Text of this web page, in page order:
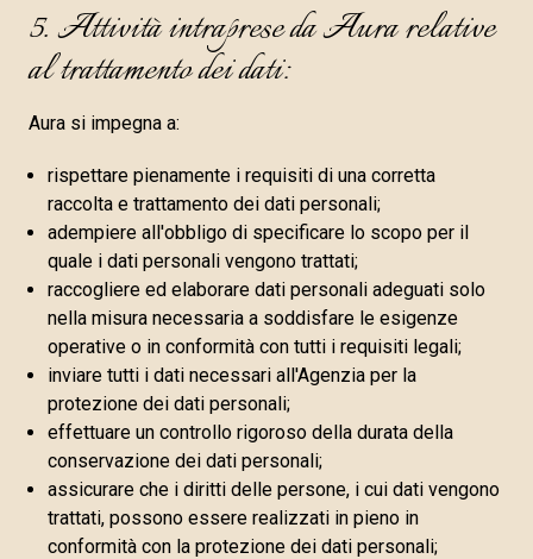
5. Attività intraprese da Aura relative
al trattamento dei dati:
Aura si impegna a:
rispettare pienamente i requisiti di una corretta
raccolta e trattamento dei dati personali;
adempiere all'obbligo di specificare lo scopo per il
quale i dati personali vengono trattati;
raccogliere ed elaborare dati personali adeguati solo
nella misura necessaria a soddisfare le esigenze
operative o in conformità con tutti i requisiti legali;
inviare tutti i dati necessari all'Agenzia per la
protezione dei dati personali;
effettuare un controllo rigoroso della durata della
conservazione dei dati personali;
assicurare che i diritti delle persone, i cui dati vengono
trattati, possono essere realizzati in pieno in
conformità con la protezione dei dati personali;